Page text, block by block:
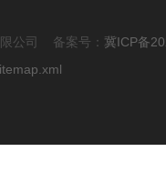
公司 备案号： 冀ICP备